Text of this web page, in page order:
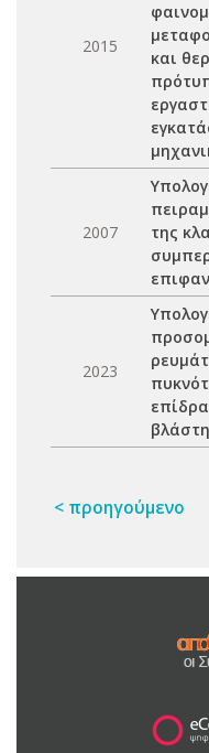
2015
και
2007
της
2023
< προηγούμενο